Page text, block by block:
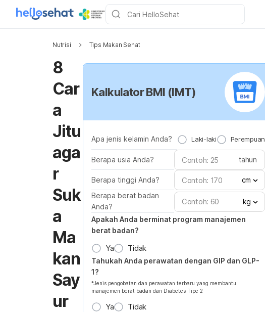
Nutrisi Tips Makan Sehat
8
Car
a
Jitu
aga
r
Suk
a
Ma
kan
Say
ur
Kalkulator BMI (IMT)
Apa jenis kelamin Anda? Laki-laki Perempuan
Berapa usia Anda? tahun
Berapa tinggi Anda?
cm
Berapa berat badan
Anda?
kg
Apakah Anda berminat program manajemen
berat badan?
Ya Tidak
Tahukah Anda perawatan dengan GIP dan GLP-
1?
*Jenis pengobatan dan perawatan terbaru yang membantu
manajemen berat badan dan Diabetes Tipe 2
Ya Tidak